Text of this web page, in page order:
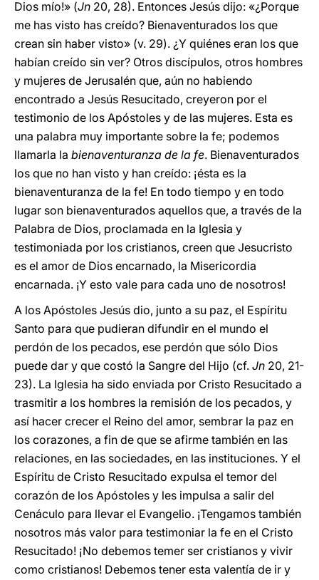
Dios mío!» (Jn 20, 28). Entonces Jesús dijo: «¿Porque
me has visto has creído? Bienaventurados los que
crean sin haber visto» (v. 29). ¿Y quiénes eran los que
habían creído sin ver? Otros discípulos, otros hombres
y mujeres de Jerusalén que, aún no habiendo
encontrado a Jesús Resucitado, creyeron por el
testimonio de los Apóstoles y de las mujeres. Esta es
una palabra muy importante sobre la fe; podemos
llamarla la bienaventuranza de la fe. Bienaventurados
los que no han visto y han creído: ¡ésta es la
bienaventuranza de la fe! En todo tiempo y en todo
lugar son bienaventurados aquellos que, a través de la
Palabra de Dios, proclamada en la Iglesia y
testimoniada por los cristianos, creen que Jesucristo
es el amor de Dios encarnado, la Misericordia
encarnada. ¡Y esto vale para cada uno de nosotros!
A los Apóstoles Jesús dio, junto a su paz, el Espíritu
Santo para que pudieran difundir en el mundo el
perdón de los pecados, ese perdón que sólo Dios
puede dar y que costó la Sangre del Hijo (cf. Jn 20, 21-
23). La Iglesia ha sido enviada por Cristo Resucitado a
trasmitir a los hombres la remisión de los pecados, y
así hacer crecer el Reino del amor, sembrar la paz en
los corazones, a fin de que se afirme también en las
relaciones, en las sociedades, en las instituciones. Y el
Espíritu de Cristo Resucitado expulsa el temor del
corazón de los Apóstoles y les impulsa a salir del
Cenáculo para llevar el Evangelio. ¡Tengamos también
nosotros más valor para testimoniar la fe en el Cristo
Resucitado! ¡No debemos temer ser cristianos y vivir
como cristianos! Debemos tener esta valentía de ir y